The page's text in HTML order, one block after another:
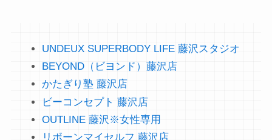
UNDEUX SUPERBODY LIFE 藤沢スタジオ
BEYOND（ビヨンド）藤沢店
かたぎり塾 藤沢店
ビーコンセプト 藤沢店
OUTLINE 藤沢※女性専用
リボーンマイセルフ 藤沢店